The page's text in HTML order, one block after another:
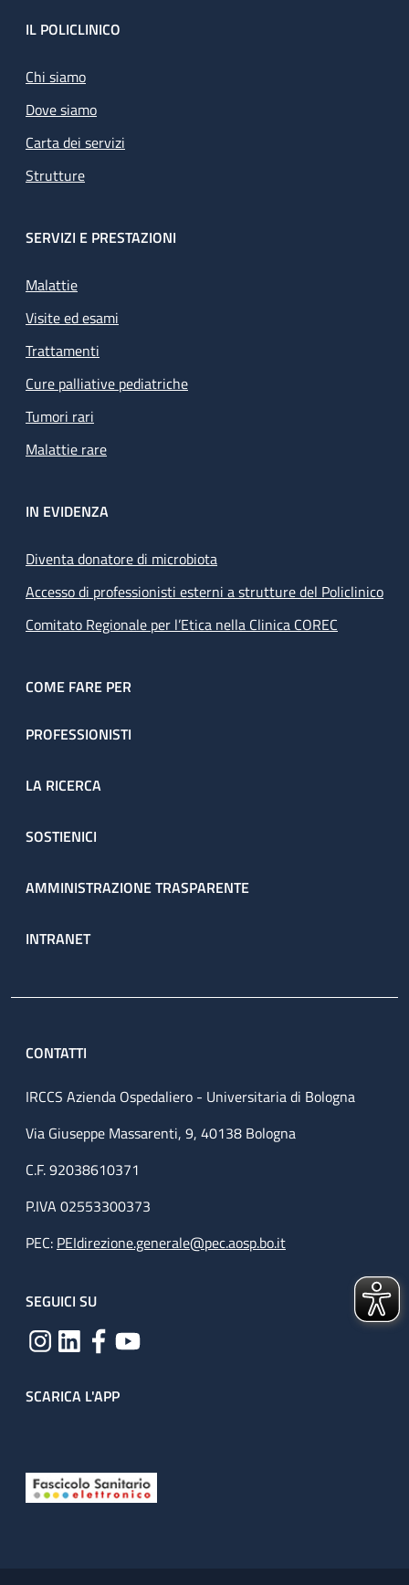
Footer
IL POLICLINICO
Chi siamo
Dove siamo
Carta dei servizi
Strutture
SERVIZI E PRESTAZIONI
Malattie
Visite ed esami
Trattamenti
Cure palliative pediatriche
Tumori rari
Malattie rare
IN EVIDENZA
Diventa donatore di microbiota
Accesso di professionisti esterni a strutture del Policlinico
Comitato Regionale per l’Etica nella Clinica COREC
COME FARE PER
PROFESSIONISTI
LA RICERCA
SOSTIENICI
AMMINISTRAZIONE TRASPARENTE
INTRANET
CONTATTI
IRCCS Azienda Ospedaliero - Universitaria di Bologna
Via Giuseppe Massarenti, 9, 40138 Bologna
C.F. 92038610371
P.IVA 02553300373
PEC: PEIdirezione.generale@pec.aosp.bo.it
SEGUICI SU
SCARICA L'APP